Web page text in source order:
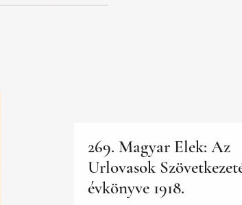
269. Magyar Elek: Az
Urlovasok
évkönyve 1918.